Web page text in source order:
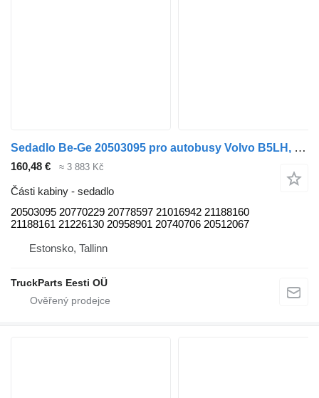
Sedadlo Be-Ge 20503095 pro autobusy Volvo B5LH, B0E (2008-)
160,48 € ≈ 3 883 Kč
Části kabiny - sedadlo
20503095 20770229 20778597 21016942 21188160
21188161 21226130 20958901 20740706 20512067
Estonsko, Tallinn
TruckParts Eesti OÜ